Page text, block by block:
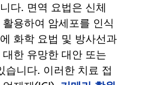
다. 면역 요법은 신체
용하여 암세포를 인식
화학 요법 및 방사선과
한 유망한 대안 또는
습니다. 이러한 치료 접